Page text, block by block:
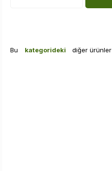
Bu kategorideki diğer ürünler